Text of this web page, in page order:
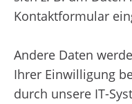
Kontaktformular
Andere Daten
Ihrer Einwilligung
durch unsere IT-